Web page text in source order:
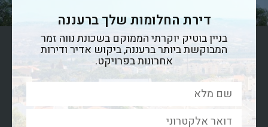
דירת החלומות שלך ברעננה
בניין בוטיק יוקרתי הממוקם בשכונת נווה זמר
המבוקשת ביותרברעננה, ביקוש אדיר ודירות
אחרונות בפרויקט.